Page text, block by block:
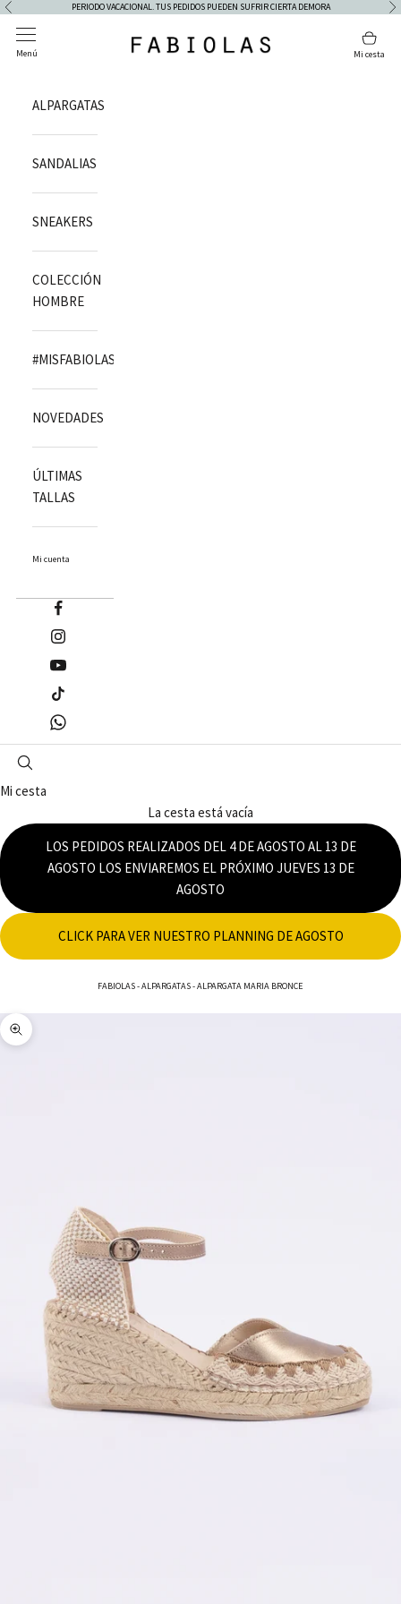
Ir al contenido
Anterior PERIODO VACACIONAL. TUS PEDIDOS PUEDEN SUFRIR CIERTA DEMORA
Fabiolas
Abrir menú de navegación
Menú
Abrir
Mi cesta
ALPARGATAS
SANDALIAS
SNEAKERS
COLECCIÓN
HOMBRE
#MISFABIOLAS
NOVEDADES
ÚLTIMAS
TALLAS
Mi cuenta
Mi cesta
La cesta está vacía
LOS PEDIDOS REALIZADOS DEL 4 DE AGOSTO AL 13 DE
AGOSTO LOS ENVIAREMOS EL PRÓXIMO JUEVES 13 DE
AGOSTO
CLICK PARA VER NUESTRO PLANNING DE AGOSTO
FABIOLAS-ALPARGATAS-ALPARGATA MARIA BRONCE
Zoom